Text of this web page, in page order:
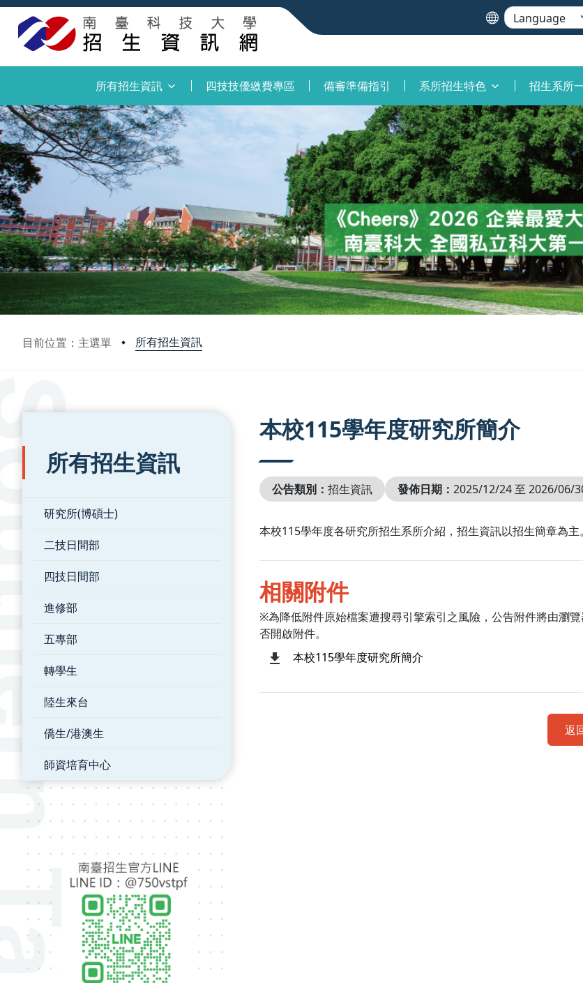
所有招生資訊 四技技優繳費專區 備審準備指引 系所招生特色 招生系所
目前位置：主選單 所有招生資訊
:::
所有招生資訊
研究所(博碩士)
二技日間部
四技日間部
進修部
五專部
轉學生
陸生來台
僑生/港澳生
師資培育中心
本校115學年度研究所簡介
公告類別： 招生資訊 發佈日期： 2025/12/24 至 2026/06/
本校115學年度各研究所招生系所介紹，招生資訊以招生簡章為主。
相關附件
※為降低附件原始檔案遭搜尋引擎索引之風險，公告附件將由瀏
否開啟附件。
本校115學年度研究所簡介
返